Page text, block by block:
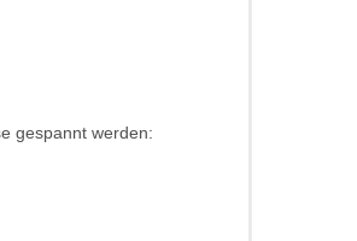
gespannt werden: